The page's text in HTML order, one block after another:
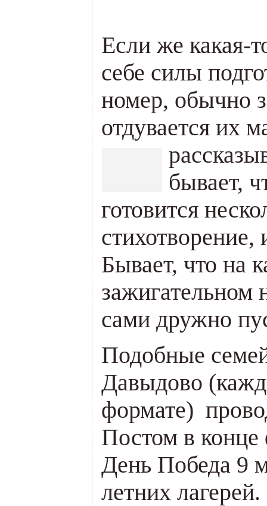
Если же какая-
себе силы
номер, обычно
отдувается их
бывает,
готовится
стихотворение,
Бывает, что на
зажигательном
сами дружно
Подобные
Давыдово
формате)
Постом в конце
День Победа 9
летних лагерей.